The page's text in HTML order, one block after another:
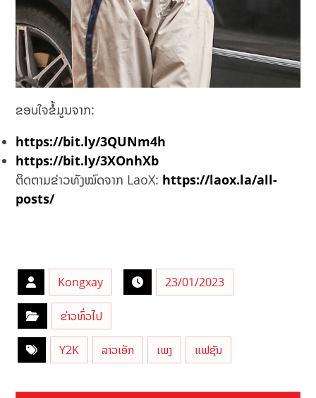
ຂອບໃຈຂໍ້ມູນຈາກ:
https://bit.ly/3QUNm4h
https://bit.ly/3XOnhXb
ຕິດຕາມຂ່າວທັງໝົດຈາກ LaoX: https://laox.la/all-
posts/
Kongxay 23/01/2023
ຂ່າວທົ່ວໄປ
Y2K ລາວເອັກ ເພງ ແຟຊັນ